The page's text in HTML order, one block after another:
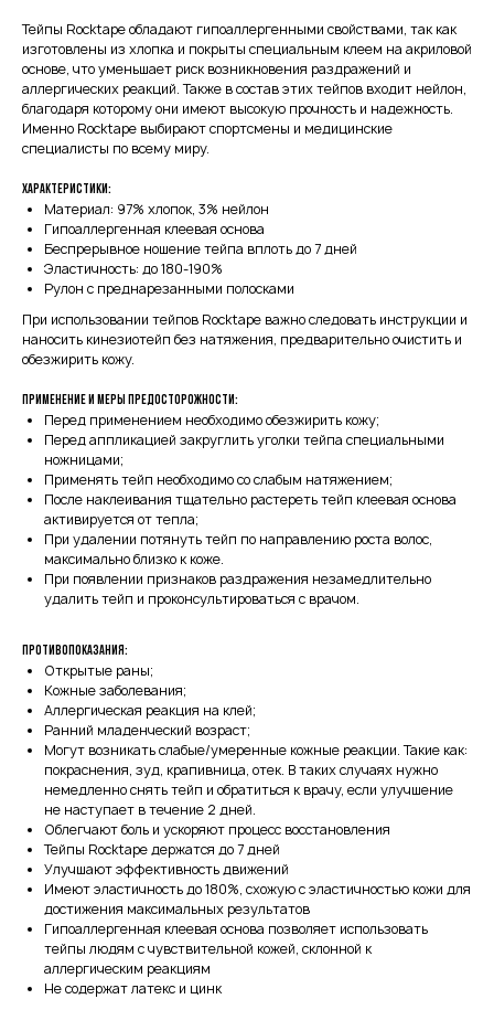
Тейпы Rocktape обладают гипоаллергенными свойствами, так как
изготовлены из хлопка и покрыты специальным клеем на акриловой
основе, что уменьшает риск возникновения раздражений и
аллергических реакций. Также в состав этих тейпов входит нейлон,
благодаря которому они имеют высокую прочность и надежность.
Именно Rocktape выбирают спортсмены и медицинские
специалисты по всему миру.
Характеристики:
Материал: 97% хлопок, 3% нейлон
Гипоаллергенная клеевая основа
Беспрерывное ношение тейпа вплоть до 7 дней
Эластичность: до 180-190%
Рулон с преднарезанными полосками
При использовании тейпов Rocktape важно следовать инструкции и
наносить кинезиотейп без натяжения, предварительно очистить и
обезжирить кожу.
Применение и меры предосторожности:
Перед применением необходимо обезжирить кожу;
Перед аппликацией закруглить уголки тейпа специальными
ножницами;
Применять тейп необходимо со слабым натяжением;
После наклеивания тщательно растереть тейп клеевая основа
активируется от тепла;
При удалении потянуть тейп по направлению роста волос,
максимально близко к коже.
При появлении признаков раздражения незамедлительно
удалить тейп и проконсультироваться с врачом.
Противопоказания:
Открытые раны;
Кожные заболевания;
Аллергическая реакция на клей;
Ранний младенческий возраст;
Могут возникать слабые/умеренные кожные реакции. Такие как:
покраснения, зуд, крапивница, отек. В таких случаях нужно
немедленно снять тейп и обратиться к врачу, если улучшение
не наступает в течение 2 дней.
Облегчают боль и ускоряют процесс восстановления
Тейпы Rocktape держатся до 7 дней
Улучшают эффективность движений
Имеют эластичность до 180%, схожую с эластичностью кожи для
достижения максимальных результатов
Гипоаллергенная клеевая основа позволяет использовать
тейпы людям с чувствительной кожей, склонной к
аллергическим реакциям
Не содержат латекс и цинк